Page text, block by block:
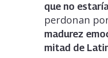
que no
perdonan
madurez
mitad de